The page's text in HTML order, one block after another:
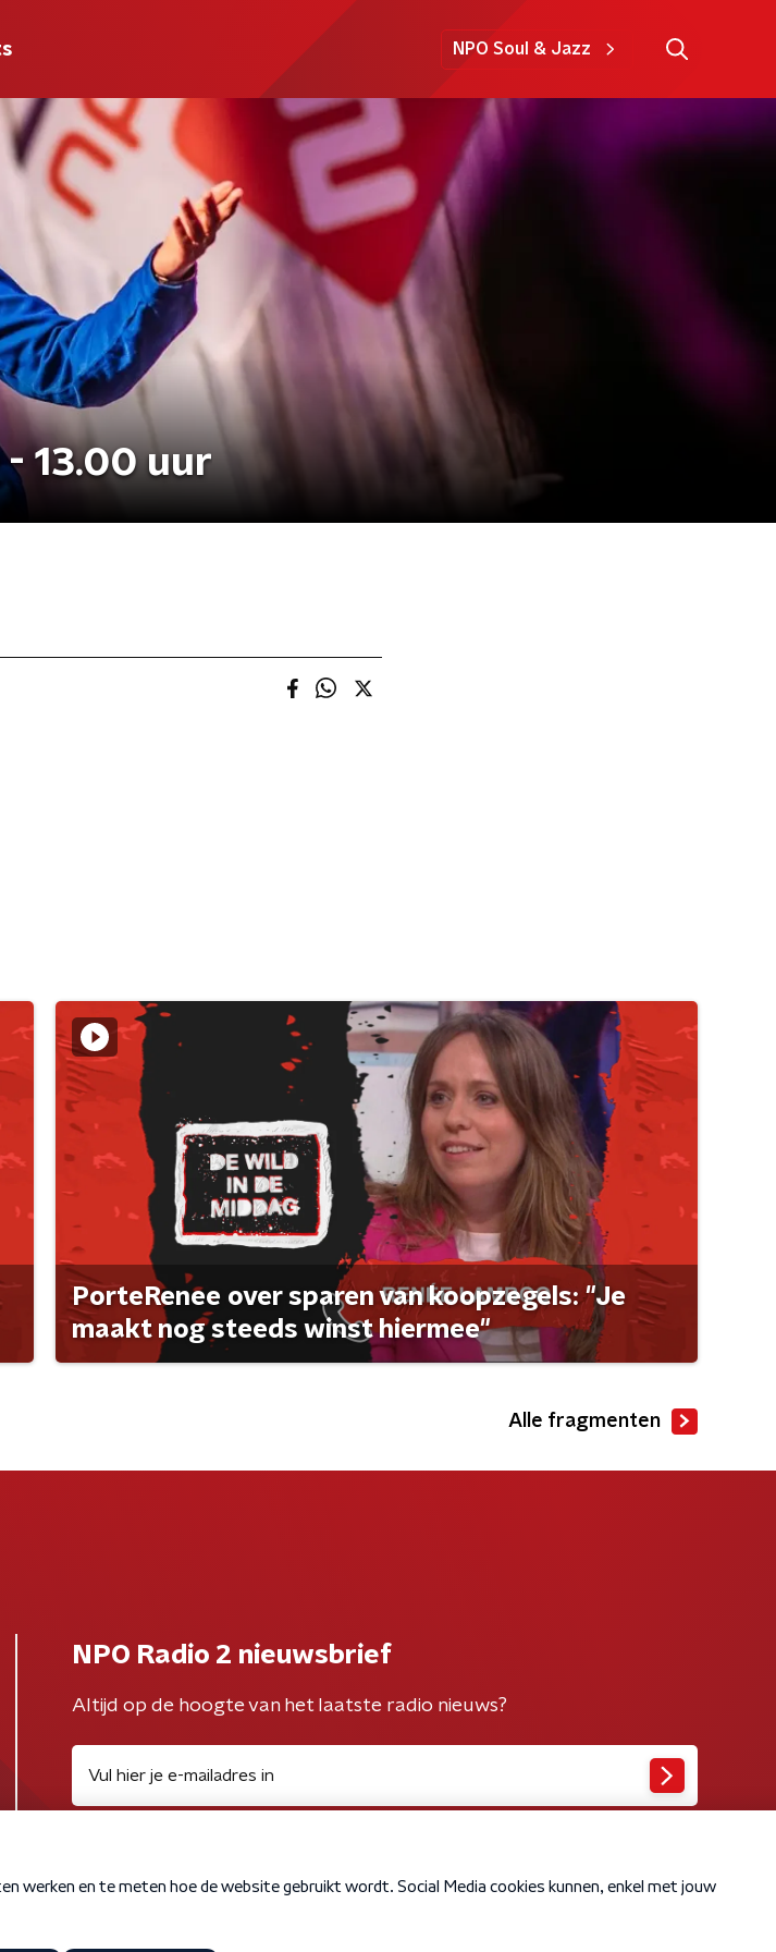
NPO Soul & Jazz
- 13.00 uur
PorteRenee over sparen van koopzegels: "Je
maakt nog steeds winst hiermee"
Alle fragmenten
NPO Radio 2 nieuwsbrief
Altijd op de hoogte van het laatste radio nieuws?